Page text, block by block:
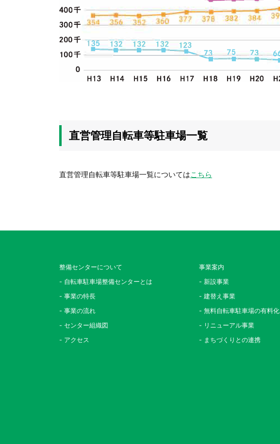
直営管理自転車等駐車場一覧
直営管理自転車等駐車場一覧についてはこちら
整備センターについて
- 自転車駐車場整備センターとは
- 事業の特長
- 事業の流れ
- センター組織図
- アクセス
事業案内
- 新設事業
- 建替え事業
- 無料自転車駐車場の有料化
- リニューアル事業
- まちづくりとの連携